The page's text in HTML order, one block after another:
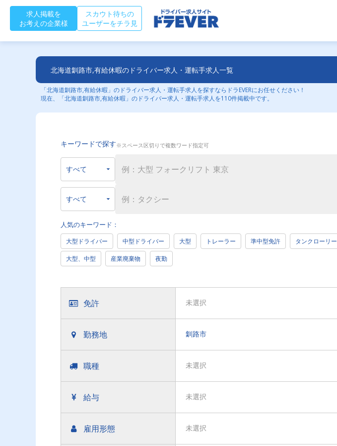
求人掲載を
お考えの企業様
スカウト待ちの
ユーザーをチラ見
北海道釧路市,有給休暇のドライバー求人・運転手求人一覧
「北海道釧路市,有給休暇」のドライバー求人・運転手求人を探すならドラEVERにお任せください！
現在、「北海道釧路市,有給休暇」のドライバー求人・運転手求人を110件掲載中です。
キーワードで探す※スペース区切りで複数ワード指定可
人気のキーワード：
大型ドライバー 中型ドライバー 大型 トレーラー 準中型免許 タンクローリー
大型、中型 産業廃棄物 夜勤
免許 未選択
勤務地 釧路市
職種 未選択
給与 未選択
雇用形態 未選択